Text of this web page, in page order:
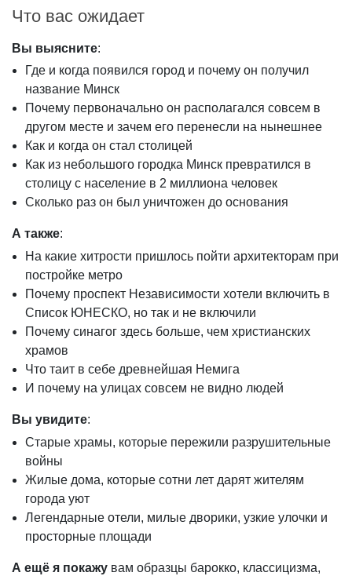
Что вас ожидает
Вы выясните:
Где и когда появился город и почему он получил
название Минск
Почему первоначально он располагался совсем в
другом месте и зачем его перенесли на нынешнее
Как и когда он стал столицей
Как из небольшого городка Минск превратился в
столицу с население в 2 миллиона человек
Сколько раз он был уничтожен до основания
А также:
На какие хитрости пришлось пойти архитекторам при
постройке метро
Почему проспект Независимости хотели включить в
Список ЮНЕСКО, но так и не включили
Почему синагог здесь больше, чем христианских
храмов
Что таит в себе древнейшая Немига
И почему на улицах совсем не видно людей
Вы увидите:
Старые храмы, которые пережили разрушительные
войны
Жилые дома, которые сотни лет дарят жителям
города уют
Легендарные отели, милые дворики, узкие улочки и
просторные площади
А ещё я покажу вам образцы барокко, классицизма,